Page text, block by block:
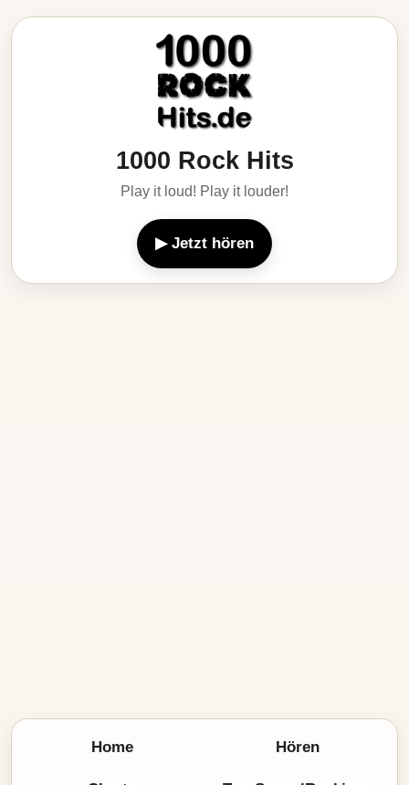
1000 Rock Hits
Play it loud! Play it louder!
▶ Jetzt hören
Home Hören